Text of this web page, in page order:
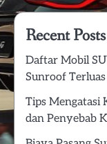
Recent Posts
Daftar Mobil
Sunroof
Tips Mengatasi
dan Penyebab